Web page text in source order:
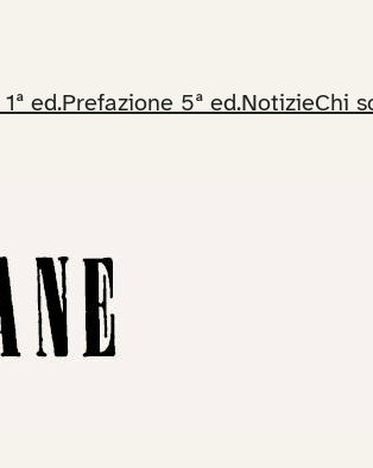
ed.Prefazione 5ª ed.NotizieChi